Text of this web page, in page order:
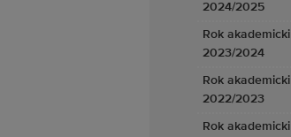
2024/2025
Rok akademicki
2023/2024
Rok akademicki
2022/2023
Rok akademicki